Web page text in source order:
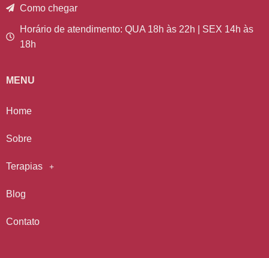
Como chegar
Horário de atendimento: QUA 18h às 22h | SEX 14h às
18h
MENU
Home
Sobre
Terapias
Blog
Contato